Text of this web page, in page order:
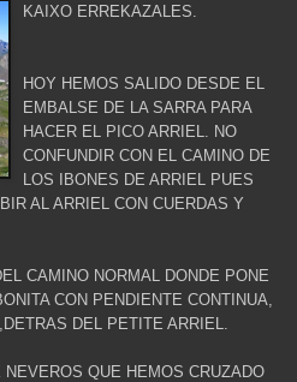
KAIXO ERREKAZALES.
HOY HEMOS SALIDO DESDE EL
EMBALSE DE LA SARRA PARA
HACER EL PICO ARRIEL. NO
CONFUNDIR CON EL CAMINO DE
LOS IBONES DE ARRIEL PUES
AL ARRIEL CON CUERDAS Y
CAMINO NORMAL DONDE PONE
CON PENDIENTE CONTINUA,
DEL PETITE ARRIEL.
QUE HEMOS CRUZADO